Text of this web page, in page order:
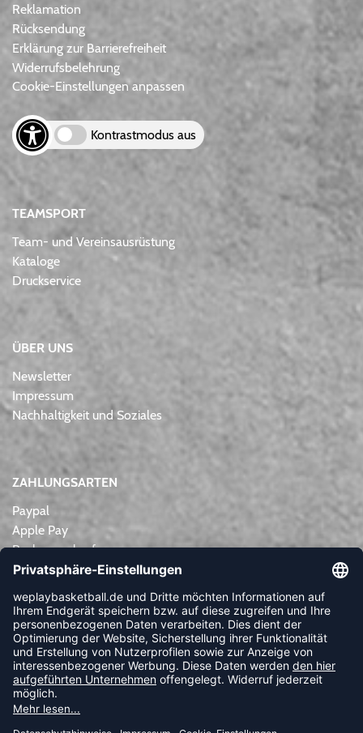
Reklamation
Rücksendung
Erklärung zur Barrierefreiheit
Widerrufsbelehrung
Cookie-Einstellungen anpassen
Kontrastmodus aus
TEAMSPORT
Team- und Vereinsausrüstung
Kataloge
Druckservice
ÜBER UNS
Newsletter
Impressum
Nachhaltigkeit und Soziales
ZAHLUNGSARTEN
Paypal
Apple Pay
Rechnungskauf
Lastschrift
Kreditkarte
Vorkasse
NEWSLETTER